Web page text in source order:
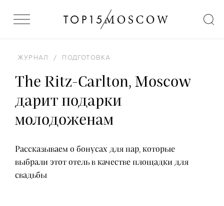
ЖУРНАЛ / ПОДГОТОВКА
The Ritz-Carlton, Moscow
дарит подарки
молодоженам
Рассказываем о бонусах для пар, которые
выбрали этот отель в качестве площадки для
свадьбы